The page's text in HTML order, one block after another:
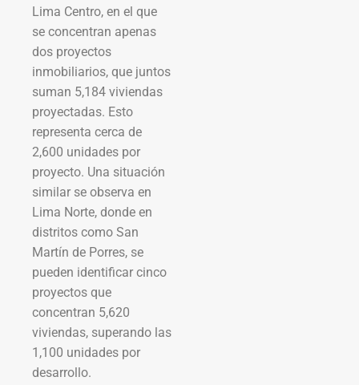
Lima Centro, en el que
se concentran apenas
dos proyectos
inmobiliarios, que juntos
suman 5,184 viviendas
proyectadas. Esto
representa cerca de
2,600 unidades por
proyecto. Una situación
similar se observa en
Lima Norte, donde en
distritos como San
Martín de Porres, se
pueden identificar cinco
proyectos que
concentran 5,620
viviendas, superando las
1,100 unidades por
desarrollo.